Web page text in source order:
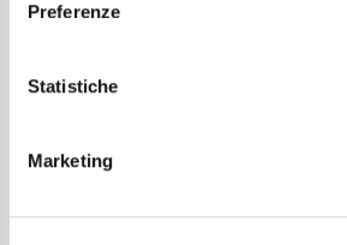
Preferenze
Statistiche
Marketing